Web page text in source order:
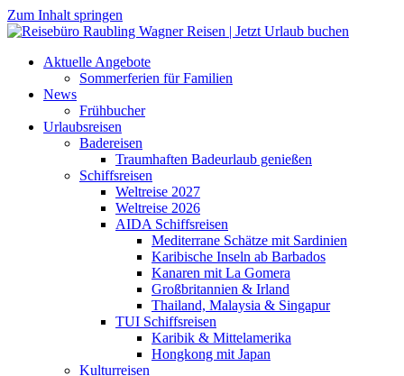
Zum Inhalt springen
Aktuelle Angebote
Sommerferien für Familien
News
Frühbucher
Urlaubsreisen
Badereisen
Traumhaften Badeurlaub genießen
Schiffsreisen
Weltreise 2027
Weltreise 2026
AIDA Schiffsreisen
Mediterrane Schätze mit Sardinien
Karibische Inseln ab Barbados
Kanaren mit La Gomera
Großbritannien & Irland
Thailand, Malaysia & Singapur
TUI Schiffsreisen
Karibik & Mittelamerika
Hongkong mit Japan
Kulturreisen